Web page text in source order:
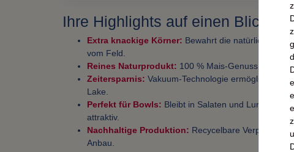
Ihre Highlights auf einen Blick
Extra knackige Körner: Bewahrt die natürliche
vom Feld.
Reines Naturprodukt: 100 % Mais-Genuss ohne
Zeitersparnis: Vakuum-Technologie ermöglicht die
Lake.
Perfekt für Bowls: Bleibt in Salaten und
attraktiv.
Nachhaltige Produktion: Recycelbare Verpackung
Anbau.